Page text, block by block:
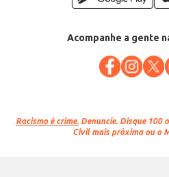
Acompanhe a gente
Racismo é crime. Denuncie. Disque 100
Civil mais próxima ou o